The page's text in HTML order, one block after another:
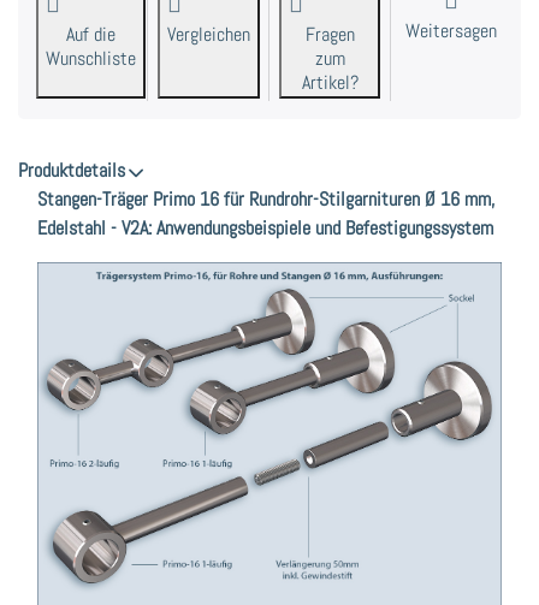
Auf die
Wunschliste
Vergleichen
Fragen
zum
Artikel?
Weitersagen
Produktdetails
Stangen-Träger Primo 16 für Rundrohr-Stilgarnituren Ø 16 mm,
Edelstahl - V2A: Anwendungsbeispiele und Befestigungssystem